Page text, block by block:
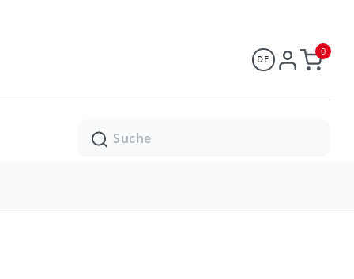
DE
0
Suche